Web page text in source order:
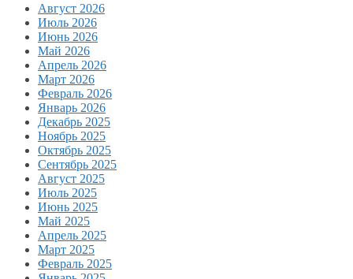
Август 2026
Июль 2026
Июнь 2026
Май 2026
Апрель 2026
Март 2026
Февраль 2026
Январь 2026
Декабрь 2025
Ноябрь 2025
Октябрь 2025
Сентябрь 2025
Август 2025
Июль 2025
Июнь 2025
Май 2025
Апрель 2025
Март 2025
Февраль 2025